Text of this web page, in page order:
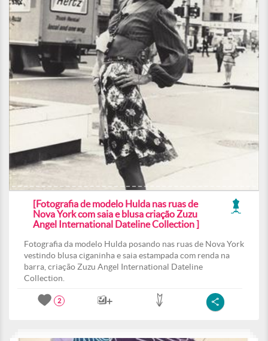
[Fotografia de modelo Hulda nas ruas de
Nova York com saia e blusa criação Zuzu
Angel International Dateline Collection ]
Fotografia da modelo Hulda posando nas ruas de Nova York
vestindo blusa ciganinha e saia estampada com renda na
barra, criação Zuzu Angel International Dateline
Collection.
2